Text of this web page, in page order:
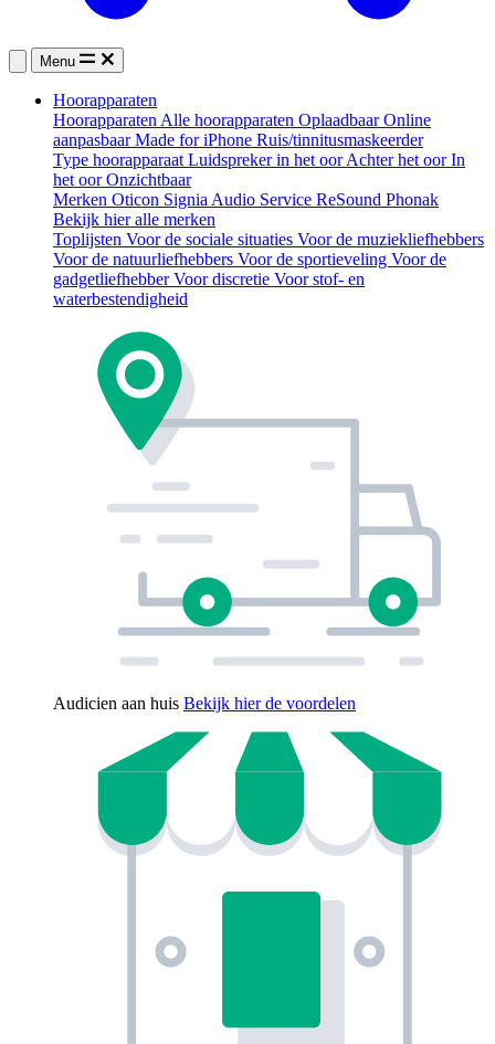
Menu
Hoorapparaten
Hoorapparaten Alle hoorapparaten OplaadbaarOnline
aanpasbaarMade for iPhone Ruis/tinnitusmaskeerder
Type hoorapparaat Luidspreker in het oorAchter het oorIn
het oorOnzichtbaar
Merken Oticon Signia Audio Service ReSound Phonak
Bekijk hier alle merken
Toplijsten Voor de sociale situaties Voor de muziekliefhebbers
Voor de natuurliefhebbers Voor de sportieveling Voor de
gadgetliefhebberVoor discretie Voor stof- en
waterbestendigheid
Audicien aan huis Bekijk hier de voordelen